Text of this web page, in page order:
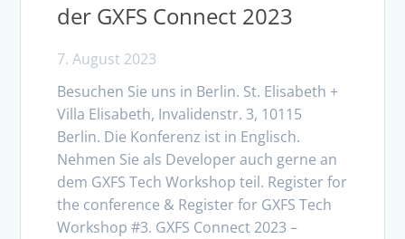
der GXFS Connect 2023
7. August 2023
Besuchen Sie uns in Berlin. St. Elisabeth +
Villa Elisabeth, Invalidenstr. 3, 10115
Berlin. Die Konferenz ist in Englisch.
Nehmen Sie als Developer auch gerne an
dem GXFS Tech Workshop teil. Register for
the conference & Register for GXFS Tech
Workshop #3. GXFS Connect 2023 –